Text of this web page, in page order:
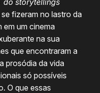
se fizeram no lastro da
em um cinema
na sua
que encontraram a
prosódia da vida
só possíveis
O que essas